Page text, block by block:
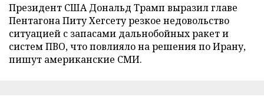
Президент США Дональд Трамп выразил главе
Пентагона Питу Хегсету резкое недовольство
ситуацией с запасами дальнобойных ракет и
систем ПВО, что повлияло на решения по Ирану,
пишут американские СМИ.